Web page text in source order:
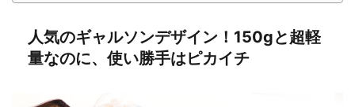
人気のギャルソンデザイン！150gと超軽
量なのに、使い勝手はピカイチ